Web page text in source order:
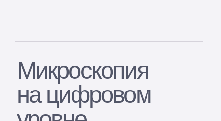
OOO «Робоскоп Патолоджи»
Согласие на обработку персональных данных
Политика конфиденциальности